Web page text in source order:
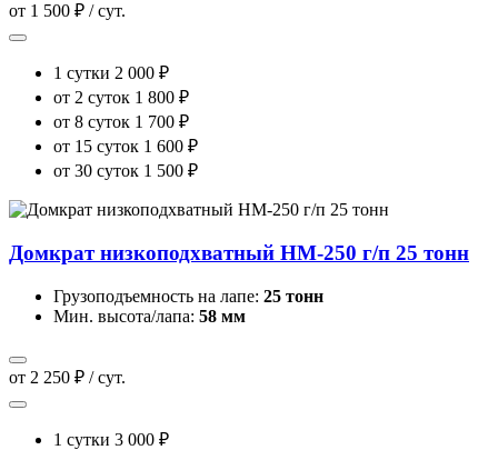
от 1 500 ₽ / сут.
1 сутки 2 000 ₽
от 2 суток 1 800 ₽
от 8 суток 1 700 ₽
от 15 суток 1 600 ₽
от 30 суток 1 500 ₽
Домкрат низкоподхватный HM-250 г/п 25 тонн
Грузоподъемность на лапе: 25 тонн
Мин. высота/лапа: 58 мм
от 2 250 ₽ / сут.
1 сутки 3 000 ₽